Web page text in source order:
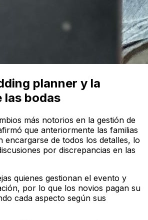
planner y la
las bodas
más notorios en la gestión de
que anteriormente las familias
encargarse de todos los detalles, lo
por discrepancias en las
quienes gestionan el evento y
por lo que los novios pagan su
cada aspecto según sus